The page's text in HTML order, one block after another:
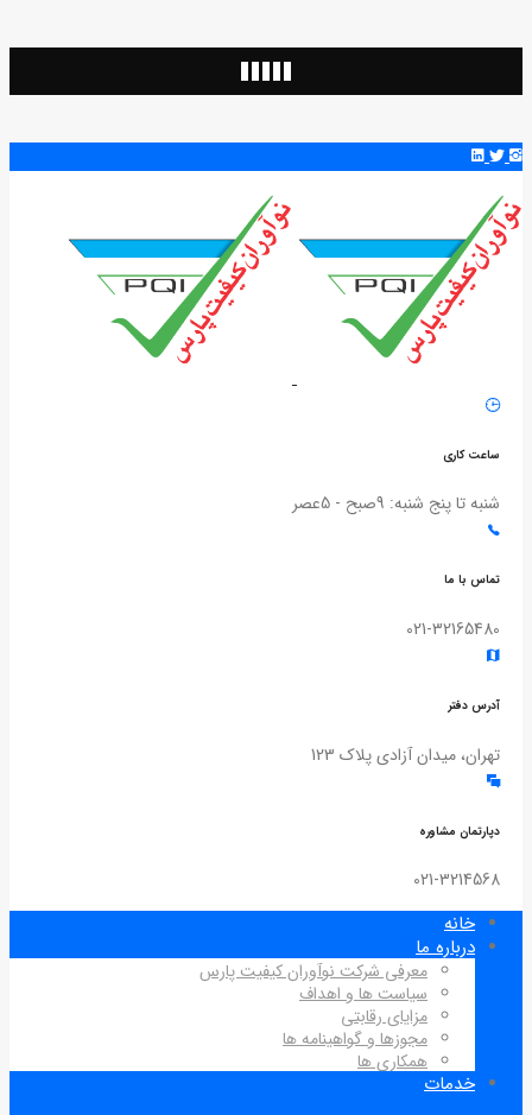
ساعت کاری
شنبه تا پنج شنبه: 9صبح - 5عصر
تماس با ما
021-32165480
آدرس دفتر
تهران، میدان آزادی پلاک 123
دپارتمان مشاوره
021-3214568
خانه
درباره ما
معرفی شرکت نوآوران کیفیت پارس
سیاست ها و اهداف
مزایای رقابتی
مجوزها و گواهینامه ها
همکاری ها
خدمات